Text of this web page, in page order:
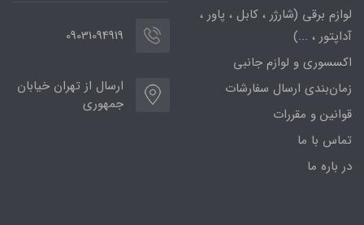
لوازم برقی (شارژر ، کابل ، پاور ،
آداپتور ، ...)
اکسسوری و لوازم جانبی
زمان‌بندی ارسال سفارشات
قوانین و مقررات
تماس با ما
در باره ما
09031094919
ارسال از تهران خیابان
جمهوری